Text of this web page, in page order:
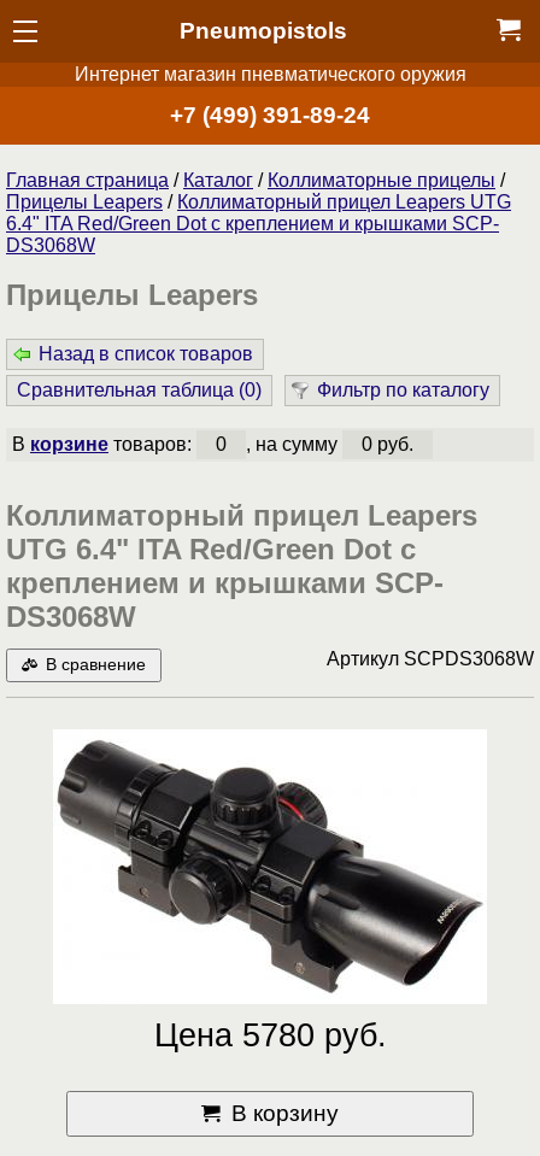
Pneumopistols
Интернет магазин пневматического оружия
+7 (499) 391-89-24
Главная страница / Каталог / Коллиматорные прицелы /
Прицелы Leapers / Коллиматорный прицел Leapers UTG
6.4" ITA Red/Green Dot c креплением и крышками SCP-
DS3068W
Прицелы Leapers
Назад в список товаров
Сравнительная таблица (0) Фильтр по каталогу
В корзинетоваров: 0 , на сумму 0 руб.
Коллиматорный прицел Leapers
UTG 6.4" ITA Red/Green Dot c
креплением и крышками SCP-
DS3068W
В сравнение Артикул SCPDS3068W
Цена 5780 руб.
В корзину